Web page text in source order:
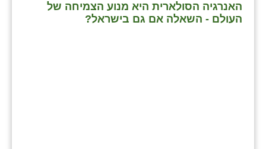
האנרגיה הסולארית היא מנוע הצמיחה של
העולם - השאלה אם גם בישראל?